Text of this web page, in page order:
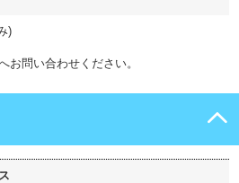
)
問い合わせください。